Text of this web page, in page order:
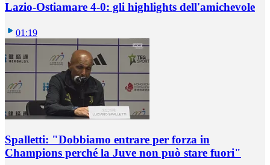
Lazio-Ostiamare 4-0: gli highlights dell'amichevole
01:19
Spalletti: "Dobbiamo entrare per forza in
Champions perché la Juve non può stare fuori"